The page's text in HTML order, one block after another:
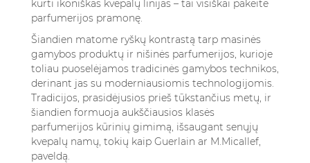
kurti ikoniškas kvepalų linijas – tai visiškai pakeitė
parfumerijos pramonę.
Šiandien matome ryškų kontrastą tarp masinės
gamybos produktų ir nišinės parfumerijos, kurioje
toliau puoselėjamos tradicinės gamybos technikos,
derinant jas su moderniausiomis technologijomis.
Tradicijos, prasidėjusios prieš tūkstančius metų, ir
šiandien formuoja aukščiausios klasės
parfumerijos kūrinių gimimą, išsaugant senųjų
kvepalų namų, tokių kaip Guerlain ar M.Micallef,
paveldą.